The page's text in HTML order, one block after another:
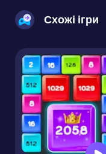
Схожі ігри